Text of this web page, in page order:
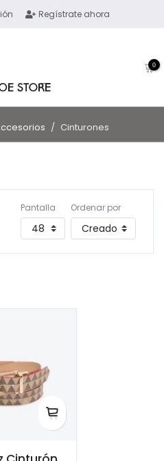
Regístrate ahora
0
/ Cinturones
Pantalla Ordenar por